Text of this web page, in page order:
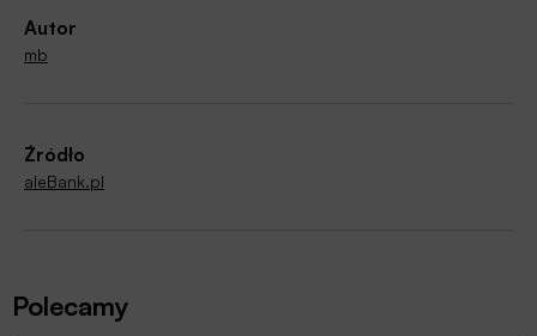
Autor
mb
Źródło
aleBank.pl
Polecamy